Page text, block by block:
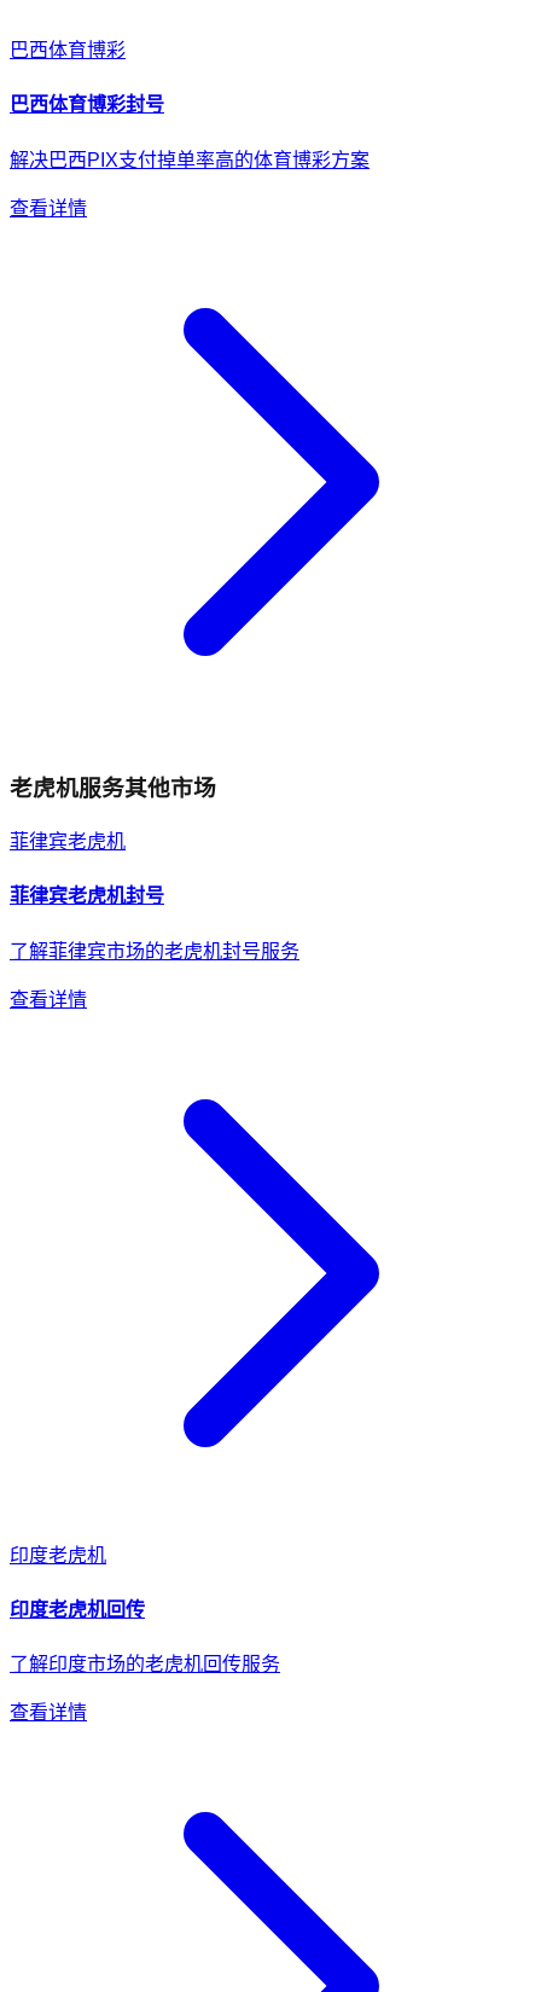
巴西体育博彩
巴西体育博彩封号
解决巴西PIX支付掉单率高的体育博彩方案
查看详情
老虎机服务其他市场
菲律宾老虎机
菲律宾老虎机封号
了解菲律宾市场的老虎机封号服务
查看详情
印度老虎机
印度老虎机回传
了解印度市场的老虎机回传服务
查看详情